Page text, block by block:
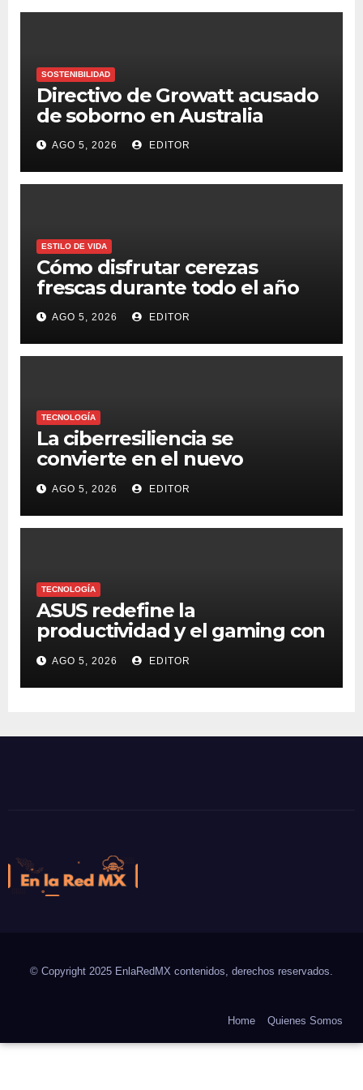
SOSTENIBILIDAD
Directivo de Growatt acusado
de soborno en Australia
AGO 5, 2026 EDITOR
ESTILO DE VIDA
Cómo disfrutar cerezas
frescas durante todo el año
AGO 5, 2026 EDITOR
TECNOLOGÍA
La ciberresiliencia se
convierte en el nuevo
estándar para proteger a las
organizaciones frente al
ransomware
AGO 5, 2026 EDITOR
TECNOLOGÍA
ASUS redefine la
productividad y el gaming con
la experiencia Duo
AGO 5, 2026 EDITOR
© Copyright 2025 EnlaRedMX contenidos, derechos reservados.
Home Quienes Somos